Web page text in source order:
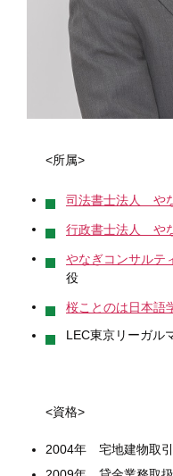
<所属>
司法書士法人 や
行政書士法人 や
やなぎコンサルテ
役
桜ことのは日本語
LEC東京リーガ
<資格>
2004年 宅地建物取